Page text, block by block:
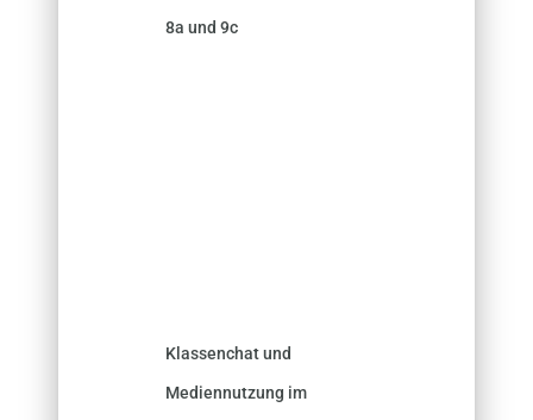
8a und 9c
Klassenchat und
Mediennutzung im